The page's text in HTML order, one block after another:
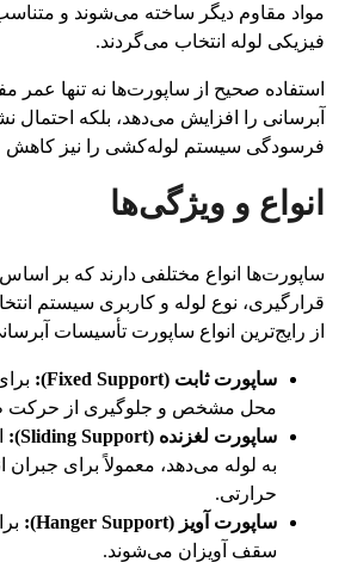
مواد مقاوم دیگر ساخته می‌شوند و
فیزیکی لوله انتخاب می‌گردند.
استفاده صحیح از ساپورت‌ها نه تنها عمر
آبرسانی را افزایش می‌دهد، بلکه
فرسودگی سیستم لوله‌کشی را نیز کاهش
انواع و ویژگی‌ها
ساپورت‌ها انواع مختلفی دارند که بر
قرارگیری، نوع لوله و کاربری سیستم
از رایج‌ترین انواع ساپورت تأسیسات
ساپورت ثابت (Fixed Support):
محل مشخص و جلوگیری از حرکت
ساپورت لغزنده (Sliding Support):
به لوله می‌دهد، معمولاً برای جبران
حرارتی.
ساپورت آویز (Hanger Support):
سقف آویزان می‌شوند.